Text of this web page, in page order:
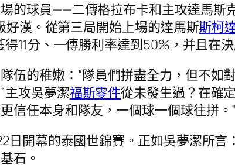
的球員——二傳格拉布卡和主攻達馬斯
好漢。從第三局開始上場的達馬斯斯柯
11分、一傳勝利率達到50%，并且在
伍的稚嫩：“隊員們拼盡全力，但不如
主攻吳夢潔福斯零件從未發生過？在確
信任本身和隊友，一個球一個球往拼。”
開幕的泰國世錦賽。正如吳夢潔所言
石。